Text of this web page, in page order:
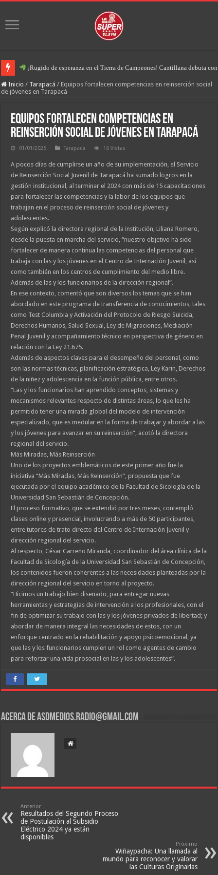
¡Rugido de esperanza en el Tierra de Campeones! Cantillana debuta
Inicio / Tarapacá / Equipos fortalecen competencias en reinserción social
de jóvenes en Tarapacá
Equipos fortalecen competencias en
reinserción social de jóvenes en Tarapacá
01/01/2025 Tarapacá 16 Vistas
A pocos días de cumplirse un año de su implementación, el Servicio
de Reinserción Social Juvenil de Tarapacá ha sumado logros en la
gestión institucional, al terminar el 2024 con más de 15 capacitaciones
para fortalecer las competencias y la labor de los equipos que
trabajan en el proceso de reinserción social de jóvenes y
adolescentes.
Según explicó la directora regional de la institución, Liliana Romero,
desde la puesta en marcha del servicio, “nuestro objetivo ha sido
fortalecer de manera continua las competencias del personal que
trabaja con las y los jóvenes en el Centro de Internación Juvenil, así
como también en los centros de cumplimiento del medio libre.
Además de las y los funcionarios de la dirección regional”.
En ese contexto, comentó que son diversos los temas que se han
abordado en este programa de transferencia de conocimientos, tales
como Test Columbia y Activación del Protocolo de Riesgo Suicida,
Derechos Humanos, Salud Sexual, Ley de Migraciones, Mediación
Penal Juvenil y acompañamiento técnico en perspectiva de género en
relación con la Ley 21.675.
Además de aspectos claves para el desempeño del personal, como
son las normas técnicas, planificación estratégica, Ley Karin, Derechos
de la niñez y adolescencia en la función pública, entre otros.
“Las y los funcionarios han aprendido conceptos, sistemas y
mecanismos relevantes respecto de distintas áreas, lo que les ha
permitido tener una mirada global del modelo de intervención
especializado, que es medular en la forma de trabajar y abordar a las
y los jóvenes para avanzar en su reinserción”, acotó la directora
regional del servicio.
Más Miradas, Más Reinserción
Uno de los proyectos emblemáticos de este primer año fue la
iniciativa “Más Miradas, Más Reinserción”, propuesta que fue
ejecutada por el equipo académico de la Facultad de Sicología de la
Universidad San Sebastián de Concepción.
El proceso formativo, que se extendió por tres meses, contempló
clases online y presencial, involucrando a más de 50 participantes,
entre tutores de trato directo del Centro de Internación Juvenil y
dirección regional del servicio.
Al respecto, César Carreño Miranda, coordinador del área clínica de la
Facultad de Sicología de la Universidad San Sebastián de Concepción,
los contenidos fueron coherentes a las necesidades planteadas por la
dirección regional del servicio en torno al proyecto.
“Hicimos un trabajo bien diseñado, para entregar nuevas
herramientas y estrategias de intervención a los profesionales, con el
fin de optimizar su trabajo con las y los jóvenes privados de libertad; y
abordar de manera integral las necesidades de estos, con un
enforque centrado en la rehabilitación y apoyo psicoemocional, ya
que las y los funcionarios cumplen un rol como agentes de cambio
para reforzar una vida prosocial en las y los adolescentes”.
Acerca de asdmedios.radio@gmail.com
Anterior
Resultados del Segundo Proceso
de Postulación al Subsidio
Eléctrico 2024 ya están
disponibles
Próximo
Wiñaypacha: Una llamada al
mundo para reconocer y valorar
las Culturas Originarias